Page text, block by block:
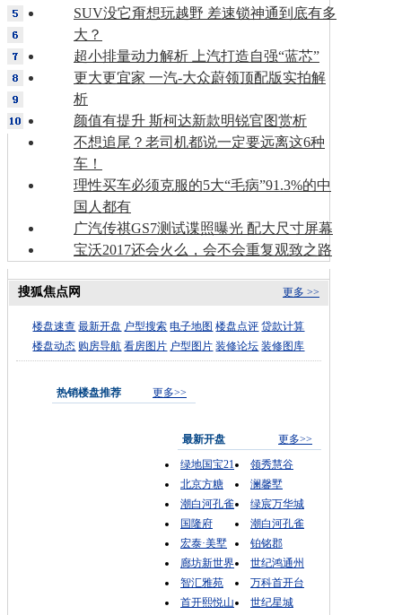
SUV没它甭想玩越野 差速锁神通到底有多
大？
超小排量动力解析 上汽打造自强“蓝芯”
更大更宜家 一汽-大众蔚领顶配版实拍解
析
颜值有提升 斯柯达新款明锐官图赏析
不想追尾？老司机都说一定要远离这6种
车！
理性买车必须克服的5大“毛病”91.3%的中
国人都有
广汽传祺GS7测试谍照曝光 配大尺寸屏幕
宝沃2017还会火么，会不会重复观致之路
更多 >>
搜狐焦点网
楼盘速查 最新开盘 户型搜索 电子地图 楼盘点评 贷款计算
楼盘动态 购房导航 看房图片 户型图片 装修论坛 装修图库
热销楼盘推荐 更多>>
最新开盘
更多>>
绿地国宝21
领秀慧谷
北京方糖
澜馨墅
潮白河孔雀
绿宸万华城
国隆府
潮白河孔雀
宏泰·美墅
铂铭郡
廊坊新世界
世纪鸿通州
智汇雅苑
万科首开台
首开熙悦山
世纪星城